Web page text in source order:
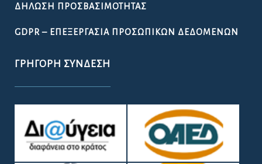
ΔΉΛΩΣΗ ΠΡΟΣΒΑΣΙΜΌΤΗΤΑΣ
GDPR – ΕΠΕΞΕΡΓΑΣΙΑ ΠΡΟΣΩΠΙΚΩΝ ΔΕΔΟΜΕΝΩΝ
ΓΡΉΓΟΡΗ ΣΎΝΔΕΣΗ